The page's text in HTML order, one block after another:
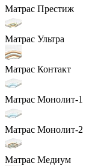
Матрас Престиж
Матрас Ультра
Матрас Контакт
Матрас Монолит-1
Матрас Монолит-2
Матрас Медиум